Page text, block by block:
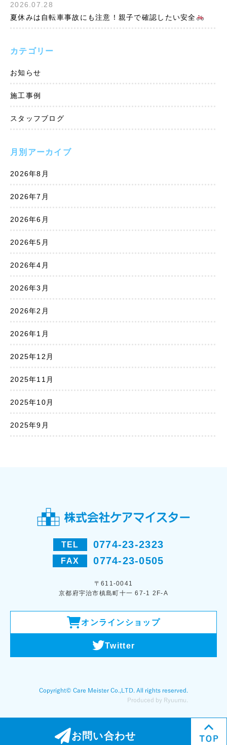
2026.07.28
夏休みは自転車事故にも注意！親子で確認したい安全
カテゴリー
お知らせ
施工事例
スタッフブログ
月別アーカイブ
2026年8月
2026年7月
2026年6月
2026年5月
2026年4月
2026年3月
2026年2月
2026年1月
2025年12月
2025年11月
2025年10月
2025年9月
TEL 0774-23-2323
FAX 0774-23-0505
〒611-0041
京都府宇治市槙島町十一 67-1 2F-A
オンラインショップ
Twitter
お問い合わせ